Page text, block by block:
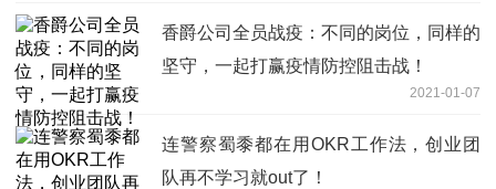
香爵公司全员战疫：不同的岗位，同样的
坚守，一起打赢疫情防控阻击战！
2021-01-07
连警察蜀黍都在用OKR工作法，创业团
队再不学习就out了！